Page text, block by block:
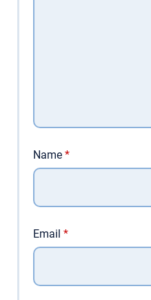
Name *
Email *